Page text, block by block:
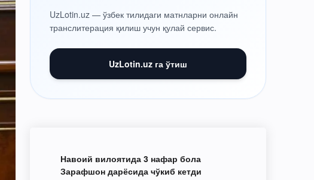
UzLotin.uz — ўзбек тилидаги матнларни онлайн
транслитерация қилиш учун қулай сервис.
UzLotin.uz га ўтиш
Навоий вилоятида 3 нафар бола
Зарафшон дарёсида чўкиб кетди